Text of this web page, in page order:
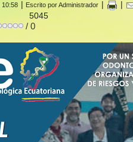
10:58 Escrito por Administrador
5045
/ 0